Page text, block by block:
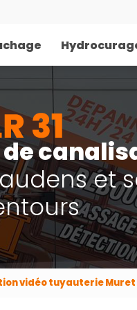
et
vidéo tuyauterie Muret